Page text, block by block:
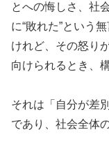
とへの悔しさ、社
に“敗れた”という
けれど、その怒り
向けられるとき、
それは「自分が差
であり、社会全体